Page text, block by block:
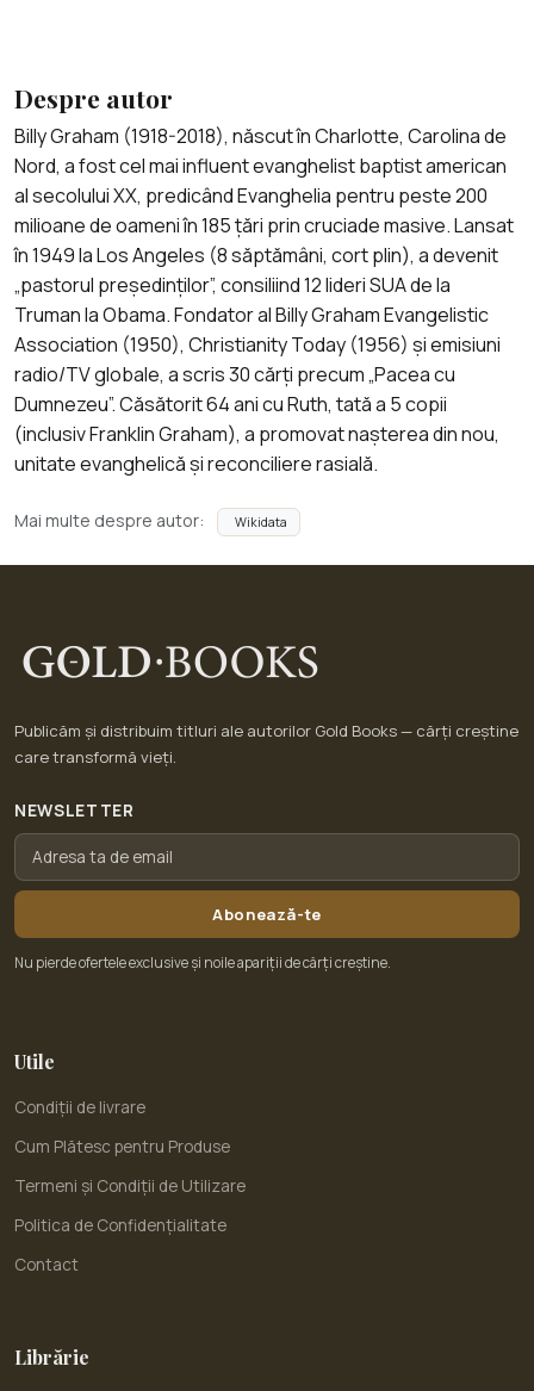
Despre autor
Billy Graham (1918-2018), născut în Charlotte, Carolina de
Nord, a fost cel mai influent evanghelist baptist american
al secolului XX, predicând Evanghelia pentru peste 200
milioane de oameni în 185 țări prin cruciade masive. Lansat
în 1949 la Los Angeles (8 săptămâni, cort plin), a devenit
„pastorul președinților”, consiliind 12 lideri SUA de la
Truman la Obama. Fondator al Billy Graham Evangelistic
Association (1950), Christianity Today (1956) și emisiuni
radio/TV globale, a scris 30 cărți precum „Pacea cu
Dumnezeu”. Căsătorit 64 ani cu Ruth, tată a 5 copii
(inclusiv Franklin Graham), a promovat nașterea din nou,
unitate evanghelică și reconciliere rasială.
Mai multe despre autor: Wikidata
Publicăm și distribuim titluri ale autorilor Gold Books — cărți creștine
care transformă vieți.
NEWSLETTER
Abonează-te
Nu pierde ofertele exclusive și noile apariții de cărți creștine.
Utile
Condiții de livrare
Cum Plătesc pentru Produse
Termeni și Condiții de Utilizare
Politica de Confidențialitate
Contact
Librărie